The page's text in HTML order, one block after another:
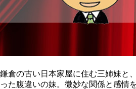
鎌倉の古い日本家屋に住む三姉妹と
った腹違いの妹。微妙な関係と感情